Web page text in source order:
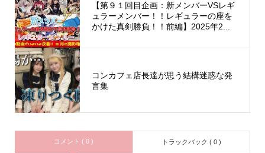
【第９１回目企画：新メンバーVSレギ
ュラーメンバー！！レギュラーの座を
かけた真剣勝負！！前編】2025年2...
コンカフェ店長達が思う結構迷惑な発
言集
コメント ( 0 ) トラックバック ( 0 )